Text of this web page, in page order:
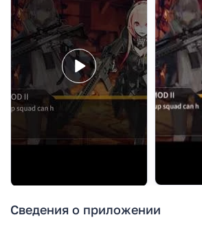
Сведения о приложении